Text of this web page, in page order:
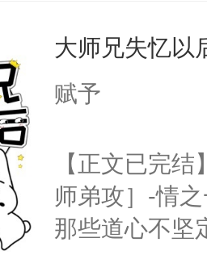
用见人，因为
言神龙见首不
名蛇蛇，跟
不知道，那
头，魔尊墨宴
宴：柳折枝你
大师兄失忆以
赋予
【正文已完
师弟攻］-情
那些道心不坚